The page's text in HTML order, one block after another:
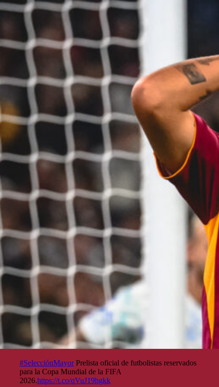
#SelecciónMayorPrelista oficial de futbolistas reservados
para la Copa Mundial de la FIFA
2026.https://t.co/qVuJ19hgkk